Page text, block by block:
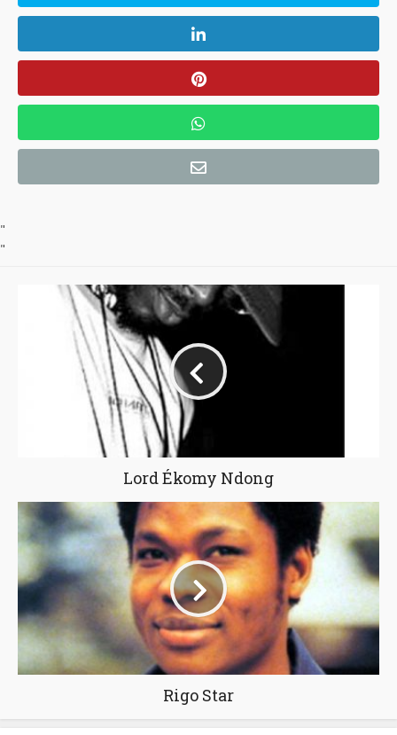
"
"
Lord Ékomy Ndong
Rigo Star